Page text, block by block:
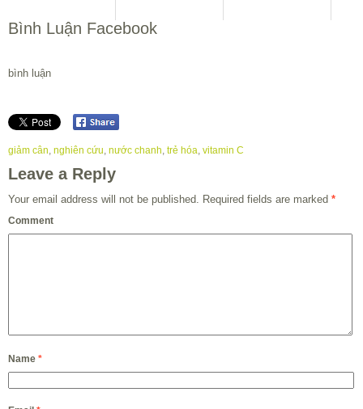
Bình Luận Facebook
bình luận
giảm cân nghiên cứu nước chanh trẻ hóa vitamin C
Leave a Reply
Your email address will not be published. Required fields are marked *
Comment
Name *